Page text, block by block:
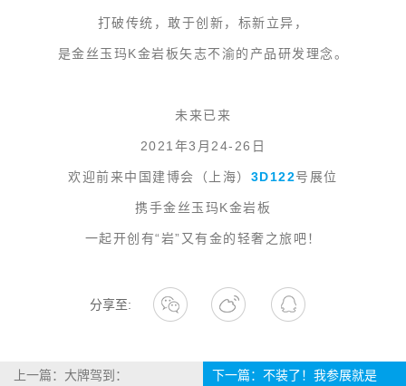
打破传统，敢于创新，标新立异，
是金丝玉玛K金岩板矢志不渝的产品研发理念。
未来已来
2021年3月24-26日
欢迎前来中国建博会（上海） 3D122号展位
携手金丝玉玛K金岩板
一起开创有“岩”又有金的轻奢之旅吧！
分享至:
上一篇： 大牌驾到：
下一篇： 不装了！我参展就是